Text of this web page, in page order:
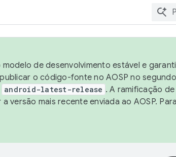
de desenvolvimento estável e
o código-fonte no AOSP no
android-latest-release . A ramificação
versão mais recente enviada ao AOSP.